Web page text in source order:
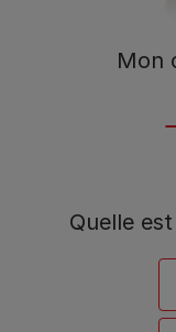
Mon
Quelle